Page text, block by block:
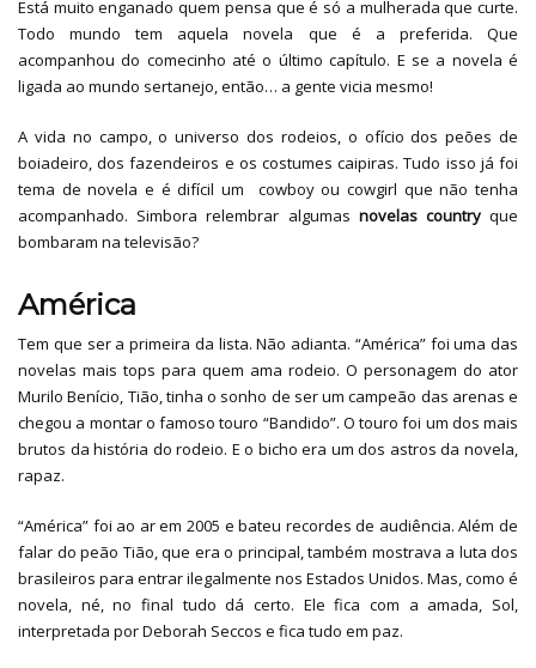
Está muito enganado quem pensa que é só a mulherada que curte.
Todo mundo tem aquela novela que é a preferida. Que
acompanhou do comecinho até o último capítulo. E se a novela é
ligada ao mundo sertanejo, então… a gente vicia mesmo!
A vida no campo, o universo dos rodeios, o ofício dos peões de
boiadeiro, dos fazendeiros e os costumes caipiras. Tudo isso já foi
tema de novela e é difícil um cowboy ou cowgirl que não tenha
acompanhado. Simbora relembrar algumas novelas countryque
bombaram na televisão?
América
Tem que ser a primeira da lista. Não adianta. “América” foi uma das
novelas mais tops para quem ama rodeio. O personagem do ator
Murilo Benício, Tião, tinha o sonho de ser um campeão das arenas e
chegou a montar o famoso touro “Bandido”. O touro foi um dos mais
brutos da história do rodeio. E o bicho era um dos astros da novela,
rapaz.
“América” foi ao ar em 2005 e bateu recordes de audiência. Além de
falar do peão Tião, que era o principal, também mostrava a luta dos
brasileiros para entrar ilegalmente nos Estados Unidos. Mas, como é
novela, né, no final tudo dá certo. Ele fica com a amada, Sol,
interpretada por Deborah Seccos e fica tudo em paz.